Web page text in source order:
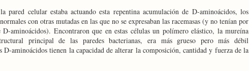
pared celular estaba actuando esta repentina acumulación de D-aminoácidos, los
con otras mutadas en las que no se expresaban las racemasas (y no tenían por
aminoácidos). Encontraron que en estas células un polímero elástico, la mureína
principal de las paredes bacterianas, era más grueso pero más débil
D-aminoácidos tienen la capacidad de alterar la composición, cantidad y fuerza de la